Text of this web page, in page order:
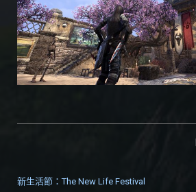
新生活節：The New Life Festival